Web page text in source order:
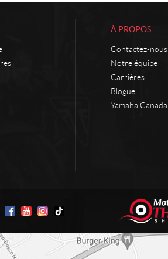
À PROPOS
Contactez-nous
Notre équipe
Carrières
Blogue
Yamaha Canada